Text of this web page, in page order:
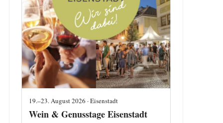
19.–23. August 2026 · Eisenstadt
Wein & Genusstage Eisenstadt